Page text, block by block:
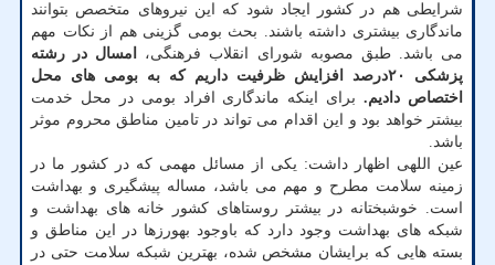
شرایطی هم در کشور ایجاد شود که این نیروهای متخصص بتوانند
ماندگاری بیشتری داشته باشند. بحث بومی گزینی هم از نکات مهم
می باشد. طبق مصوبه شورای انقلاب فرهنگی،
امسال در رشته
پزشکی ۲۰درصد افزایش ظرفیت داریم که به بومی های محل
اختصاص دادیم. برای اینکه ماندگاری افراد بومی در محل خدمت
بیشتر خواهد بود و این اقدام می تواند در تامین مناطق محروم موثر
باشد.
عین اللهی اظهار داشت: یکی از مسائل مهمی که در کشور ما در
زمینه سلامت مطرح و مهم می باشد، مساله پیشگیری و بهداشت
است. خوشبختانه در بیشتر روستاهای کشور خانه های بهداشت و
شبکه های بهداشت وجود دارد که باوجود بهورزها در این مناطق و
بسته هایی که برایشان مشخص شده، بهترین شبکه سلامت حتی در